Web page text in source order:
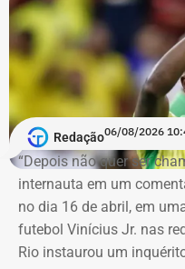
segurança
Um dos pontos de
atribuição de efeitos
Segundo a portaria, a
regularizar decisões de
vinham sendo
desde o mês passado.
na necessidade de
público, a eficiência e a
operações.
Redação06/08/2026
“Depois não quer ser
internauta em um
no dia 16 de abril, em
futebol Vinícius Jr. nas
Rio instaurou um